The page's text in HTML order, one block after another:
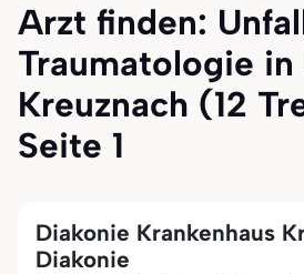
Arzt finden:
Traumatologie in
Kreuznach (12
Seite 1
Diakonie Krankenhaus
Diakonie